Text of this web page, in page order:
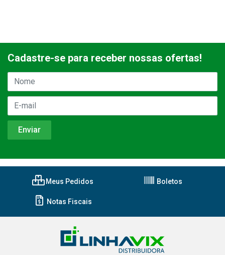
Cadastre-se para receber nossas ofertas!
Meus Pedidos Boletos
Notas Fiscais